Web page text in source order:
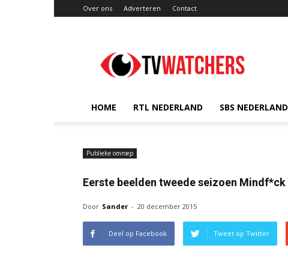
Over ons Adverteren Contact
HOME RTL NEDERLAND SBS NEDERLAND
Publieke omroep
Eerste beelden tweede seizoen Mindf*ck
Door Sander - 20 december 2015
Deel op Facebook Tweet op Twitter